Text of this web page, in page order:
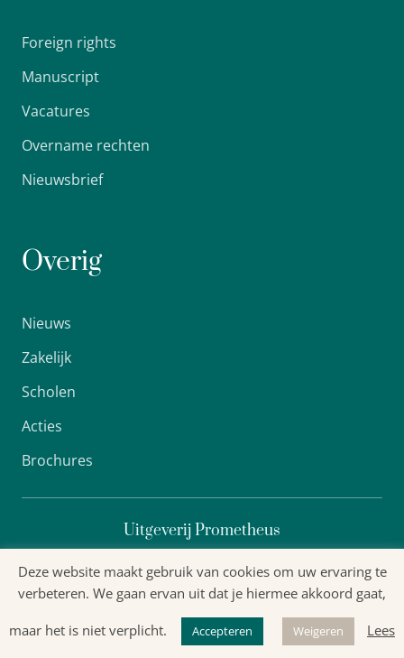
Foreign rights
Manuscript
Vacatures
Overname rechten
Nieuwsbrief
Overig
Nieuws
Zakelijk
Scholen
Acties
Brochures
Uitgeverij Prometheus
Privacyverklaring
Algemene voorwaarden
Deze website maakt gebruik van cookies om uw ervaring te
verbeteren. We gaan ervan uit dat je hiermee akkoord gaat,
maar het is niet verplicht. Accepteren Weigeren Lees